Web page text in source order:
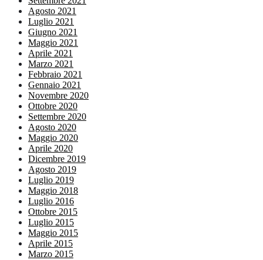
Agosto 2021
Luglio 2021
Giugno 2021
Maggio 2021
Aprile 2021
Marzo 2021
Febbraio 2021
Gennaio 2021
Novembre 2020
Ottobre 2020
Settembre 2020
Agosto 2020
Maggio 2020
Aprile 2020
Dicembre 2019
Agosto 2019
Luglio 2019
Maggio 2018
Luglio 2016
Ottobre 2015
Luglio 2015
Maggio 2015
Aprile 2015
Marzo 2015